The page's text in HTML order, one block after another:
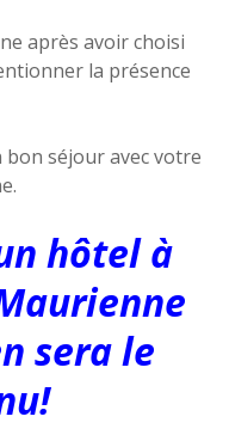
après avoir choisi
la présence
séjour avec votre
hôtel à
sera le